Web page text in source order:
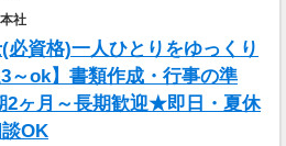
にお給料GET♪
第となります）
社
資格)一人ひとりをゆっくり
～ok】書類作成・行事の準
2ヶ月～長期歓迎★即日・夏休
OK